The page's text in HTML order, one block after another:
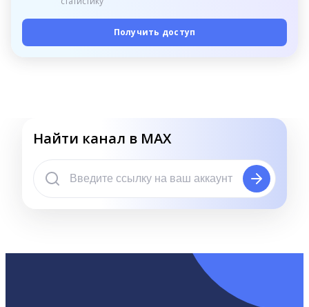
Получить доступ
Найти канал в MAX